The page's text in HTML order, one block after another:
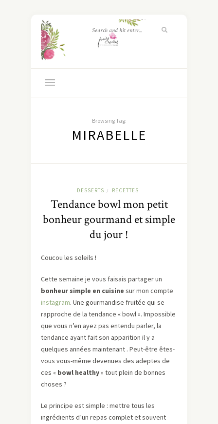
Browsing Tag:
MIRABELLE
DESSERTS / RECETTES
Tendance bowl mon petit
bonheur gourmand et simple
du jour !
Coucou les soleils !
Cette semaine je vous faisais partager un
bonheur simple en cuisine sur mon compte
instagram. Une gourmandise fruitée qui se
rapproche de la tendance « bowl ». Impossible
que vous n’en ayez pas entendu parler, la
tendance ayant fait son apparition il y a
quelques années maintenant . Peut-être êtes-
vous vous-même devenues des adeptes de
ces « bowl healthy» tout plein de bonnes
choses ?
Le principe est simple : mettre tous les
ingrédients d’un repas complet et souvent